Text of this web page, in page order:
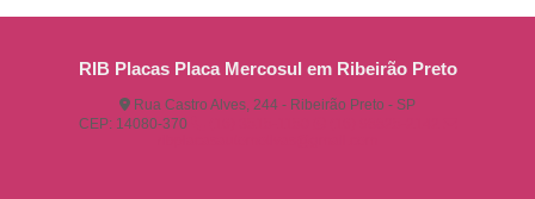
RIB Placas Placa Mercosul em Ribeirão Preto
Rua Castro Alves, 244 - Ribeirão Preto - SP
CEP: 14080-370